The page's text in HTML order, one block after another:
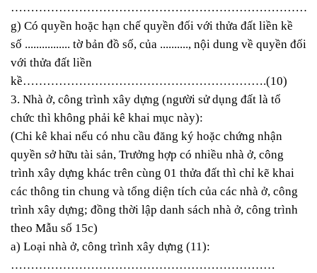
g) Có quyền hoặc hạn chế quyền đối với thửa đất liền kề
số ................ tờ bản đồ số, của .........., nội dung về quyền đối
với thửa đất liền
kề…………………………………………………….(10)
3. Nhà ở, công trình xây dựng (người sử dụng đất là tổ
chức thì không phải kê khai mục này):
(Chi kê khai nếu có nhu cầu đăng ký hoặc chứng nhận
quyền sở hữu tài sản, Trưởng hợp có nhiều nhà ở, công
trình xây dựng khác trên cùng 01 thửa đất thì chỉ kẽ khai
các thông tin chung và tổng diện tích của các nhà ở, công
trình xây dựng; đồng thời lập danh sách nhà ở, công trình
theo Mẫu số 15c)
a) Loại nhà ở, công trình xây dựng (11):
…………………………………………………………